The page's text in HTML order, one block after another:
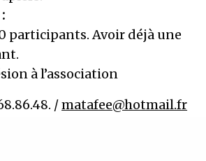
participants. Avoir déjà une
à l’association
/matafee@hotmail.fr